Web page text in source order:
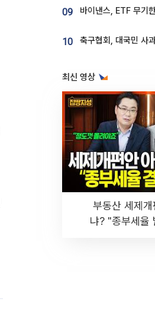
09
10
최신 영상
부동산 세제
냐? "종부세율